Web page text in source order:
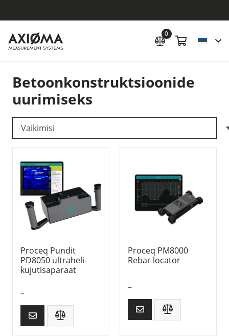
0
Betoonkonstruktsioonide
uurimiseks
Proceq Pundit
PD8050 ultraheli-
kujutisaparaat
–
Proceq PM8000
Rebar locator
–